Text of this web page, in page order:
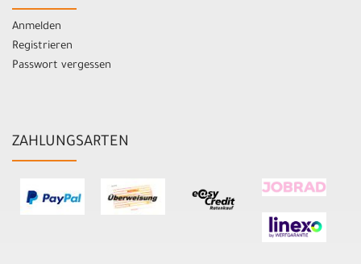
Anmelden
Registrieren
Passwort vergessen
ZAHLUNGSARTEN